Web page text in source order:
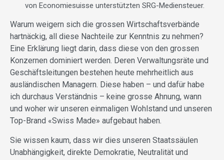
von Economiesuisse unterstützten SRG-Mediensteuer.
Warum weigern sich die grossen Wirtschaftsverbände
hartnäckig, all diese Nachteile zur Kenntnis zu nehmen?
Eine Erklärung liegt darin, dass diese von den grossen
Konzernen dominiert werden. Deren Verwaltungsräte und
Geschäftsleitungen bestehen heute mehrheitlich aus
ausländischen Managern. Diese haben – und dafür habe
ich durchaus Verständnis – keine grosse Ahnung, wann
und woher wir unseren einmaligen Wohlstand und unseren
Top-Brand «Swiss Made» aufgebaut haben.
Sie wissen kaum, dass wir dies unseren Staatssäulen
Unabhängigkeit, direkte Demokratie, Neutralität und